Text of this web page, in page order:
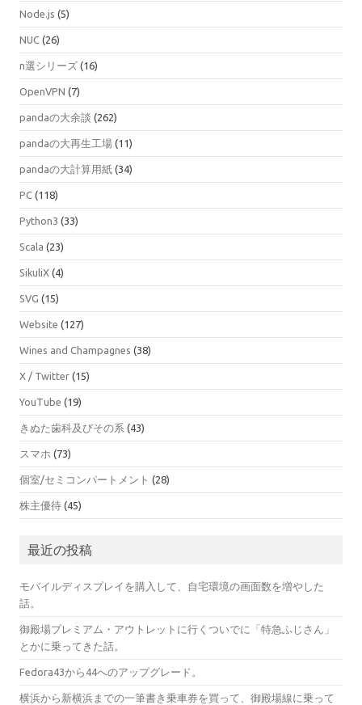
Node.js (5)
NUC (26)
n選シリーズ (16)
OpenVPN (7)
pandaの大余談 (262)
pandaの大再生工場 (11)
pandaの大計算用紙 (34)
PC (118)
Python3 (33)
Scala (23)
SikuliX (4)
SVG (15)
Website (127)
Wines and Champagnes (38)
X / Twitter (15)
YouTube (19)
きぬた歯科及びその系 (43)
スマホ (73)
個室/セミコンパートメント (28)
株主優待 (45)
最近の投稿
モバイルディスプレイを購入して、自宅環境の画面数を増やした
話。
御殿場プレミアム・アウトレットに行くついでに「特急ふじさん」
とかに乗ってきた話。
Fedora43から44へのアップグレード。
横浜から新横浜までの一筆書き乗車券を買って、御殿場線に乗って